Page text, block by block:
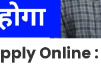
Online :